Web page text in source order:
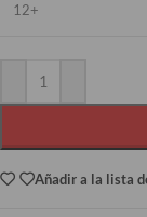
12+
Añadir a la lista